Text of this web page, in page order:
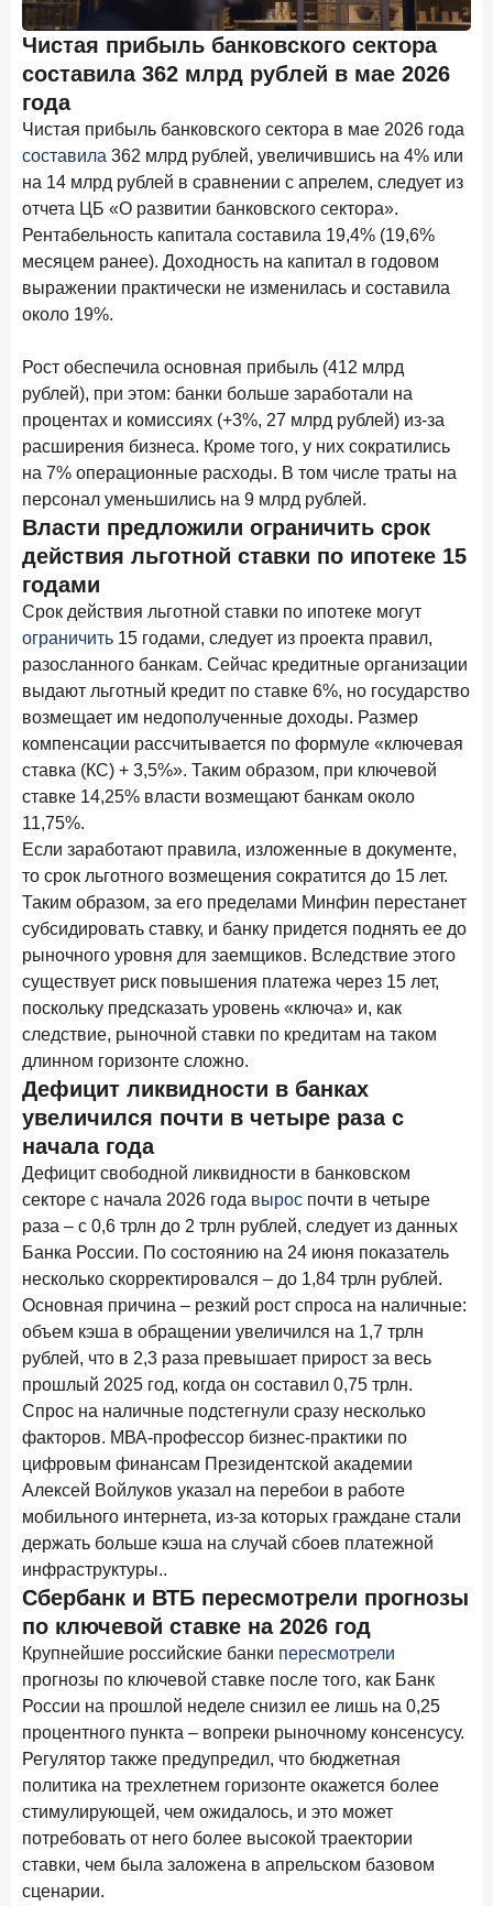
С ростом благосостояния клиентов-сберегателей
увеличивается и склонность к диверсификации
7 июля 2026 года
По итогам июня 2026 года объем выдач кредитов
составил 1 166,4 млрд руб.
3 июля 2026 года
«Скорость измеряется секундами». Новые стандарты
банковского контакт-центра
25 июня 2026 года ИССЛЕДОВАНИЕ
Ипотека в России: итоги мая 2026 года в цифрах
22 июня 2026 года
завоевывают лояльность private-клиентов
8 июня 2026 года ИССЛЕДОВАНИЕ
По итогам мая 2026 года объем выдач кредитов
составил 993,8 млрд руб.
Рассылка Frank RG
Итоги недели, наша трактовка основных событий
на банковском рынке
ПОДПИСАТЬСЯ
Я согласен с условиями обработки данных
4 июня 2026 года ИССЛЕДОВАНИЕ
Синергия интеллектов: будущее контакт-центров в
партнерстве человека и технологий
1 июня 2026 года
В борьбе за сбережения россиян банки учатся
понимать контекст
ИССЛЕДОВАНИЕ
Доверие становится главным фактором на рынке
25 мая 2026 года
Ипотека в России: итоги апреля 2026 года в цифрах
13 мая 2026 года
«Ни один зарубежный private банк не может
сравниться с российским»
6 мая 2026 года ИССЛЕДОВАНИЕ
По итогам апреля 2026 года объем выдач кредитов
составил 968 млрд руб.
29 апреля 2026 года
Конкуренция на рынке инвестиционно-страховых
продуктов усиливается
28 апреля 2026 года ИССЛЕДОВАНИЕ
Привязанность побеждает ставку? Как выбирают банк
для сбережений в 2026 году
27 апреля 2026 года
Банки скорректировали доходность вкладов после
снижения ключевой ставки до 14,5%
24 апреля 2026 года ИССЛЕДОВАНИЕ
Ипотека. Итоги работы крупнейших ипотечных банков
в марте 2026 года
Цифра дня
Средний срок ипотечных кредитов в России
24,9 лет
Frank Data. Ипотека Поделиться
15 апреля 2026 года
Чистая прибыль банковского сектора
составила 362 млрд рублей в мае 2026
года
Чистая прибыль банковского сектора в мае 2026 года
составила 362 млрд рублей, увеличившись на 4% или
на 14 млрд рублей в сравнении с апрелем, следует из
отчета ЦБ «О развитии банковского сектора».
Рентабельность капитала составила 19,4% (19,6%
месяцем ранее). Доходность на капитал в годовом
выражении практически не изменилась и составила
около 19%.
Рост обеспечила основная прибыль (412 млрд
рублей), при этом: банки больше заработали на
процентах и комиссиях (+3%, 27 млрд рублей) из-за
расширения бизнеса. Кроме того, у них сократились
на 7% операционные расходы. В том числе траты на
персонал уменьшились на 9 млрд рублей.
Власти предложили ограничить срок
действия льготной ставки по ипотеке 15
годами
Срок действия льготной ставки по ипотеке могут
ограничить 15 годами, следует из проекта правил,
разосланного банкам. Сейчас кредитные организации
выдают льготный кредит по ставке 6%, но государство
возмещает им недополученные доходы. Размер
компенсации рассчитывается по формуле «ключевая
ставка (КС) + 3,5%». Таким образом, при ключевой
ставке 14,25% власти возмещают банкам около
11,75%.
Если заработают правила, изложенные в документе,
то срок льготного возмещения сократится до 15 лет.
Таким образом, за его пределами Минфин перестанет
субсидировать ставку, и банку придется поднять ее до
рыночного уровня для заемщиков. Вследствие этого
существует риск повышения платежа через 15 лет,
поскольку предсказать уровень «ключа» и, как
следствие, рыночной ставки по кредитам на таком
длинном горизонте сложно.
Дефицит ликвидности в банках
увеличился почти в четыре раза с
начала года
Дефицит свободной ликвидности в банковском
секторе с начала 2026 года вырос почти в четыре
раза – с 0,6 трлн до 2 трлн рублей, следует из данных
Банка России. По состоянию на 24 июня показатель
несколько скорректировался – до 1,84 трлн рублей.
Основная причина – резкий рост спроса на наличные:
объем кэша в обращении увеличился на 1,7 трлн
рублей, что в 2,3 раза превышает прирост за весь
прошлый 2025 год, когда он составил 0,75 трлн.
Спрос на наличные подстегнули сразу несколько
факторов. МВА-профессор бизнес-практики по
цифровым финансам Президентской академии
Алексей Войлуков указал на перебои в работе
мобильного интернета, из-за которых граждане стали
держать больше кэша на случай сбоев платежной
инфраструктуры..
Сбербанк и ВТБ пересмотрели прогнозы
по ключевой ставке на 2026 год
Крупнейшие российские банки пересмотрели
прогнозы по ключевой ставке после того, как Банк
России на прошлой неделе снизил ее лишь на 0,25
процентного пункта – вопреки рыночному консенсусу.
Регулятор также предупредил, что бюджетная
политика на трехлетнем горизонте окажется более
стимулирующей, чем ожидалось, и это может
потребовать от него более высокой траектории
ставки, чем была заложена в апрельском базовом
сценарии.